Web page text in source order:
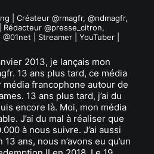
| Créateur @rmagfr, @ndmagfr,
Rédacteur @presse_citron,
| Streamer | YouTuber |